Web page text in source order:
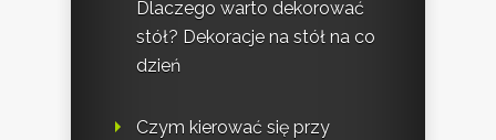
Dlaczego warto dekorować
stół? Dekoracje na stół na co
dzień
Czym kierować się przy